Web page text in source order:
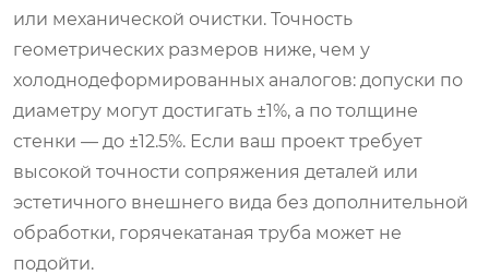
или механической очистки. Точность
геометрических размеров ниже, чем у
холоднодеформированных аналогов: допуски по
диаметру могут достигать ±1%, а по толщине
стенки — до ±12.5%. Если ваш проект требует
высокой точности сопряжения деталей или
эстетичного внешнего вида без дополнительной
обработки, горячекатаная труба может не
подойти.